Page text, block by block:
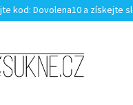
kod: Dovolena10 a získejte